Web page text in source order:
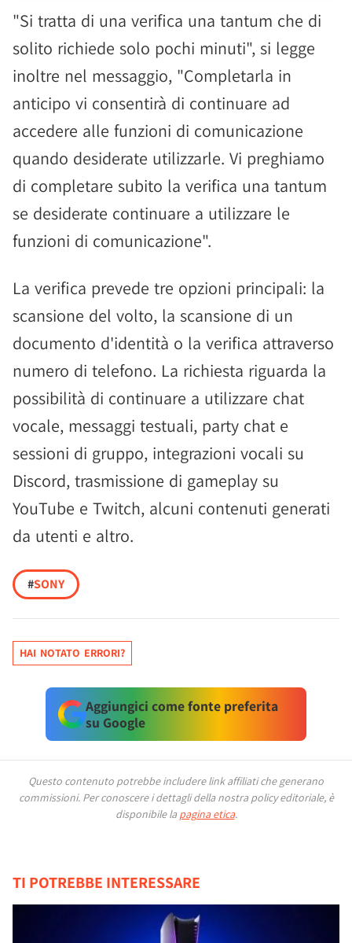
"Si tratta di una verifica una tantum che di
solito richiede solo pochi minuti", si legge
inoltre nel messaggio, "Completarla in
anticipo vi consentirà di continuare ad
accedere alle funzioni di comunicazione
quando desiderate utilizzarle. Vi preghiamo
di completare subito la verifica una tantum
se desiderate continuare a utilizzare le
funzioni di comunicazione".
La verifica prevede tre opzioni principali: la
scansione del volto, la scansione di un
documento d'identità o la verifica attraverso
numero di telefono. La richiesta riguarda la
possibilità di continuare a utilizzare chat
vocale, messaggi testuali, party chat e
sessioni di gruppo, integrazioni vocali su
Discord, trasmissione di gameplay su
YouTube e Twitch, alcuni contenuti generati
da utenti e altro.
#SONY
HAI NOTATO ERRORI?
Aggiungici come fonte preferita
su Google
Questo contenuto potrebbe includere link affiliati che generano
commissioni. Per conoscere i dettagli della nostra policy editoriale, è
disponibile la pagina etica.
TI POTREBBE INTERESSARE